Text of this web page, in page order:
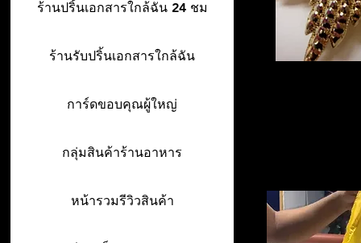
ร้านปริ้นเอกสารใกล้ฉัน 24 ชม
ร้านรับปริ้นเอกสารใกล้ฉัน
การ์ดขอบคุณผู้ใหญ่
กลุ่มสินค้าร้านอาหาร
หน้ารวมรีวิวสินค้า